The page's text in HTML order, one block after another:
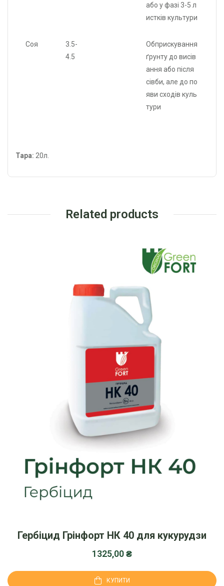
або у фазі 3-5 л
истків культури
Соя
3.5-
4.5
Обприскування
ґрунту до висів
ання або після
сівби, але до по
яви сходів куль
тури
Тара: 20л.
Related products
Гербіцид Грінфорт НК 40 для кукурудзи
1325,00₴
КУПИТИ